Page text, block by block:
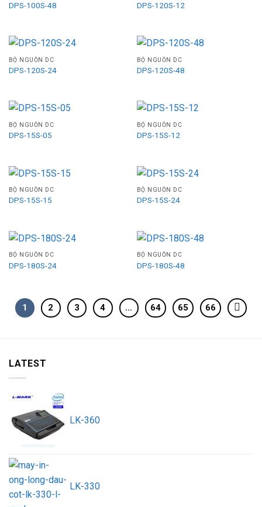
DPS-100S-48 DPS-120S-12
BỘ NGUỒN DC
DPS-120S-24
BỘ NGUỒN DC
DPS-120S-48
BỘ NGUỒN DC
DPS-15S-05
BỘ NGUỒN DC
DPS-15S-12
BỘ NGUỒN DC
DPS-15S-15
BỘ NGUỒN DC
DPS-15S-24
BỘ NGUỒN DC
DPS-180S-24
BỘ NGUỒN DC
DPS-180S-48
1 2 3 4 … 64 65 66
LATEST
LK-360
LK-330